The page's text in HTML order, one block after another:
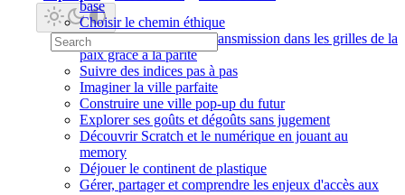
base
Choisir le chemin éthique
Corriger les erreurs de transmission dans les grilles de la
paix grâce à la parité
Suivre des indices pas à pas
Imaginer la ville parfaite
Construire une ville pop-up du futur
Explorer ses goûts et dégoûts sans jugement
Découvrir Scratch et le numérique en jouant au
memory
Déjouer le continent de plastique
Gérer, partager et comprendre les enjeux d'accès aux